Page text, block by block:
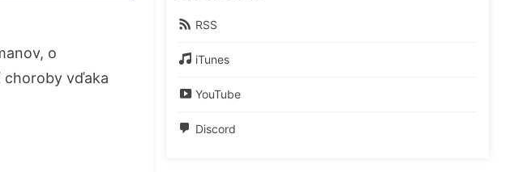
o
choroby vďaka
RSS
iTunes
YouTube
Discord